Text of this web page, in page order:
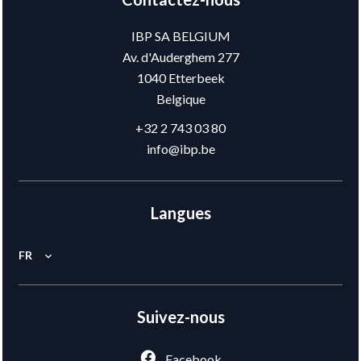
IBP SA BELGIUM
Av. d'Auderghem 277
1040Etterbeek
Belgique
+32 2 743 03 80
info@ibp.be
Langues
FR
Suivez-nous